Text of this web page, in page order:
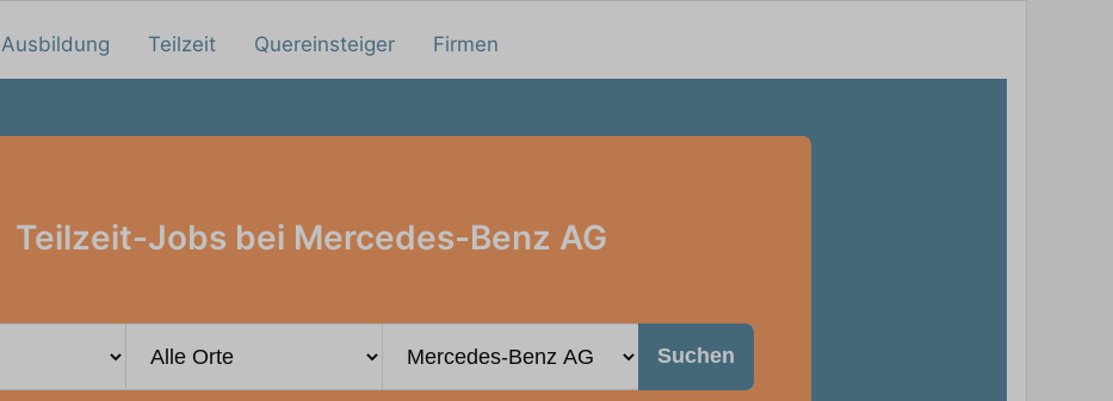
Ausbildung Teilzeit Quereinsteiger Firmen
Teilzeit-Jobs bei Mercedes-Benz AG
Suchen